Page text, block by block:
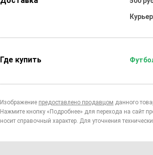
Где купить
Изображение предоставлено продавцом данного
Нажмите кнопку «Подробнее» для перехода на сайт
носит справочный характер. Для уточнения